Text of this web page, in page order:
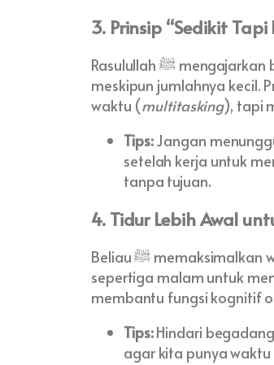
3. Prinsip “Sedikit Tapi
Rasulullah ﷺ mengajarkan bahwa Allah sangat menyukai amalan yang berkelanjutan
meskipun jumlahnya kecil.
waktu (multitasking), tapi
Tips:Jangan
setelah kerja untuk
tanpa tujuan.
4. Tidur Lebih Awal
Beliau ﷺ memaksimalkan waktu setelah Isya untuk beristirahat agar bisa bangun di
sepertiga malam untuk
membantu fungsi kognitif
Tips:Hindari
agar kita punya waktu